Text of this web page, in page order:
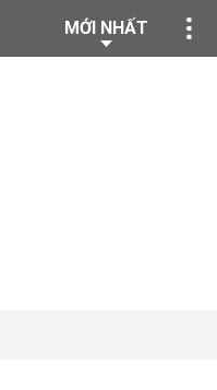
MỚI NHẤT